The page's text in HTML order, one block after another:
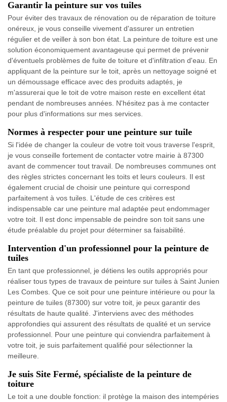
Garantir la peinture sur vos tuiles
Pour éviter des travaux de rénovation ou de réparation de toiture
onéreux, je vous conseille vivement d'assurer un entretien
régulier et de veiller à son bon état. La peinture de toiture est une
solution économiquement avantageuse qui permet de prévenir
d'éventuels problèmes de fuite de toiture et d'infiltration d'eau. En
appliquant de la peinture sur le toit, après un nettoyage soigné et
un démoussage efficace avec des produits adaptés, je
m'assurerai que le toit de votre maison reste en excellent état
pendant de nombreuses années. N'hésitez pas à me contacter
pour plus d'informations sur mes services.
Normes à respecter pour une peinture sur tuile
Si l'idée de changer la couleur de votre toit vous traverse l'esprit,
je vous conseille fortement de contacter votre mairie à 87300
avant de commencer tout travail. De nombreuses communes ont
des règles strictes concernant les toits et leurs couleurs. Il est
également crucial de choisir une peinture qui correspond
parfaitement à vos tuiles. L'étude de ces critères est
indispensable car une peinture mal adaptée peut endommager
votre toit. Il est donc impensable de peindre son toit sans une
étude préalable du projet pour déterminer sa faisabilité.
Intervention d'un professionnel pour la peinture de
tuiles
En tant que professionnel, je détiens les outils appropriés pour
réaliser tous types de travaux de peinture sur tuiles à Saint Junien
Les Combes. Que ce soit pour une peinture intérieure ou pour la
peinture de tuiles (87300) sur votre toit, je peux garantir des
résultats de haute qualité. J'interviens avec des méthodes
approfondies qui assurent des résultats de qualité et un service
professionnel. Pour une peinture qui conviendra parfaitement à
votre toit, je suis parfaitement qualifié pour sélectionner la
meilleure.
Je suis Site Fermé, spécialiste de la peinture de
toiture
Le toit a une double fonction: il protège la maison des intempéries